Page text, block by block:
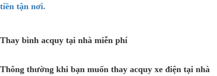
tiền tận nơi.
Thay bình acquy tại nhà miễn phí
Thông thường khi bạn muốn thay acquy xe điện tại nhà